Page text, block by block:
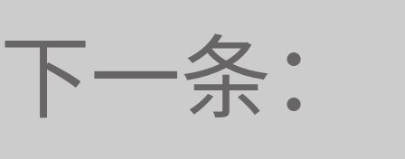
下一条：